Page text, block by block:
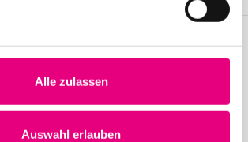
Alle zulassen
Auswahl erlauben
newsletter